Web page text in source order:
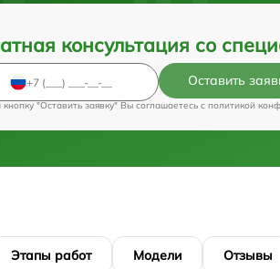
консультация со
Оставить
"Оставить заявку" Вы соглашаетесь c политикой
Этапы работ Модели Отзывы